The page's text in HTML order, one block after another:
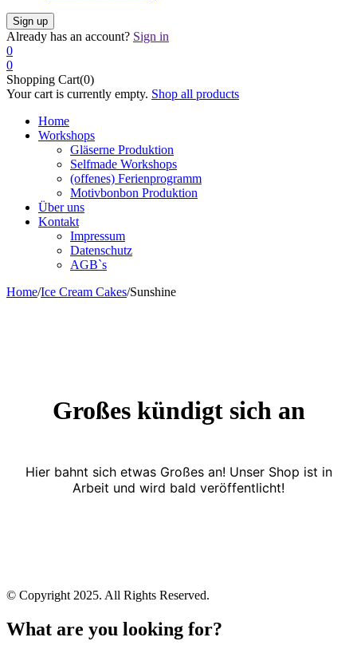
Already has an account? Sign in
0
0
Shopping Cart(0)
Your cart is currently empty. Shop all products
Home
Workshops
Gläserne Produktion
Selfmade Workshops
(offenes) Ferienprogramm
Motivbonbon Produktion
Über uns
Kontakt
Impressum
Datenschutz
AGB`s
Home/Ice Cream Cakes/Sunshine
Großes kündigt sich an
Hier bahnt sich etwas Großes an! Unser Shop ist in
Arbeit und wird bald veröffentlicht!
© Copyright 2025. All Rights Reserved.
What are you looking for?